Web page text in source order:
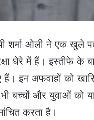
शर्मा ओली ने एक खुले
घेरे में हैं। इस्तीफे
हैं। इन अफवाहों को
बच्चों और युवाओं को
करता है।